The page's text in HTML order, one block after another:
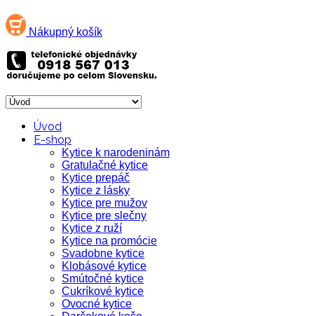
Nákupný košík
Úvod
E-shop
Kytice k narodeninám
Gratulačné kytice
Kytice prepáč
Kytice z lásky
Kytice pre mužov
Kytice pre slečny
Kytice z ruží
Kytice na promócie
Svadobne kytice
Klobásové kytice
Smútočné kytice
Cukríkové kytice
Ovocné kytice